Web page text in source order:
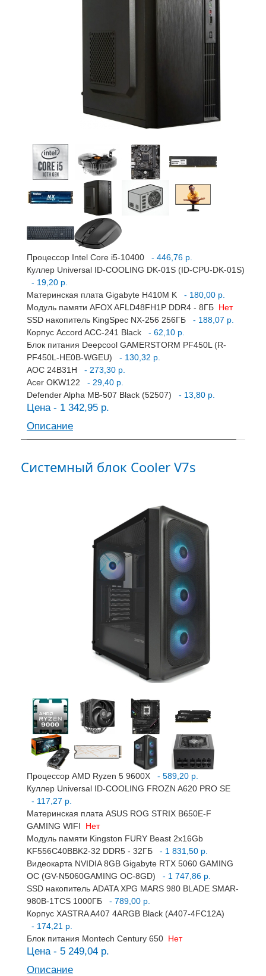
Процессор Intel Core i5-10400
- 446,76 р.
Куллер Universal ID-COOLING DK-01S (ID-CPU-DK-01S)
- 19,20 р.
Материнская плата Gigabyte H410M K
- 180,00 р.
Модуль памяти AFOX AFLD48FH1P DDR4 - 8ГБ Нет
SSD накопитель KingSpec NX-256 256ГБ
- 188,07 р.
Корпус Accord ACC-241 Black
- 62,10 р.
Блок питания Deepcool GAMERSTORM PF450L (R-
PF450L-HE0B-WGEU)
- 130,32 р.
AOC 24B31H
- 273,30 р.
Acer OKW122
- 29,40 р.
Defender Alpha MB-507 Black (52507)
- 13,80 р.
Цена - 1 342,95 р.
Описание
Системный блок Cooler V7s
Процессор AMD Ryzen 5 9600X
- 589,20 р.
Куллер Universal ID-COOLING FROZN A620 PRO SE
- 117,27 р.
Материнская плата ASUS ROG STRIX B650E-F
GAMING WIFI
Нет
Модуль памяти Kingston FURY Beast 2x16Gb
KF556C40BBK2-32 DDR5 - 32ГБ
- 1 831,50 р.
Видеокарта NVIDIA 8GB Gigabyte RTX 5060 GAMING
OC (GV-N5060GAMING OC-8GD)
- 1 747,86 р.
SSD накопитель ADATA XPG MARS 980 BLADE SMAR-
980B-1TCS 1000ГБ
- 789,00 р.
Корпус XASTRA A407 4ARGB Black (A407-4FC12A)
- 174,21 р.
Блок питания Montech Century 650 Нет
Цена - 5 249,04 р.
Описание